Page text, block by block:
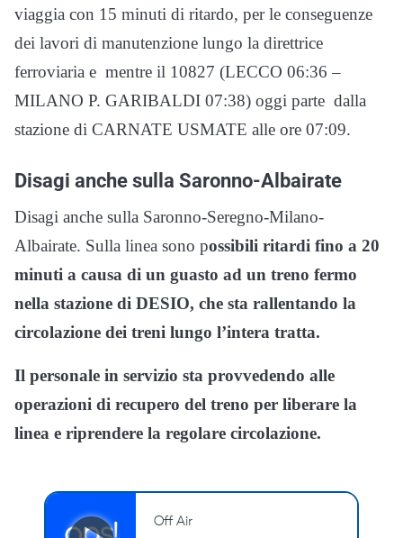
viaggia con 15 minuti di ritardo, per le conseguenze
dei lavori di manutenzione lungo la direttrice
ferroviaria e mentre il 10827 (LECCO 06:36 –
MILANO P. GARIBALDI 07:38) oggi parte dalla
stazione di CARNATE USMATE alle ore 07:09.
Disagi anche sulla Saronno-Albairate
Disagi anche sulla Saronno-Seregno-Milano-
Albairate. Sulla linea sono possibili ritardi fino a 20
minuti a causa di un guasto ad un treno fermo
nella stazione di DESIO, che sta rallentando la
circolazione dei treni lungo l’intera tratta.
Il personale in servizio sta provvedendo alle
operazioni di recupero del treno per liberare la
linea e riprendere la regolare circolazione.